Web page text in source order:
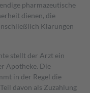
pharmazeutische
dienen, die
Klärungen
stellt der Arzt ein
Apotheke. Die
in der Regel die
davon als Zuzahlung